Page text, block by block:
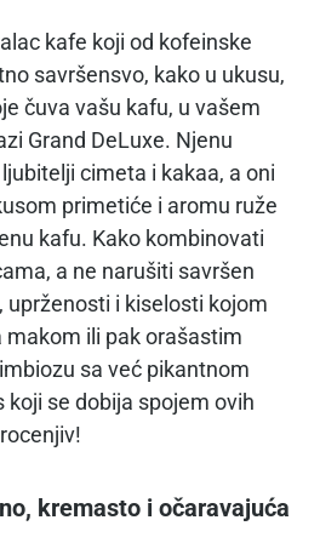
kafe koji od kofeinske
savršensvo, kako u ukusu,
čuva vašu kafu, u vašem
Grand DeLuxe. Njenu
cimeta i kakaa, a oni
primetiće i aromu ruže
kafu. Kako kombinovati
a ne narušiti savršen
i kiselosti kojom
makom ili pak orašastim
sa već pikantnom
se dobija spojem ovih
kremasto i očaravajuća